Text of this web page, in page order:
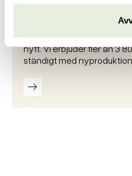
Fastigheter &
Lika mycket som vi gillar
nytt. Vi erbjuder fler än 3
ständigt med
Läs mer